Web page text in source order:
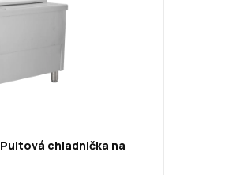
Pultová chladnička na